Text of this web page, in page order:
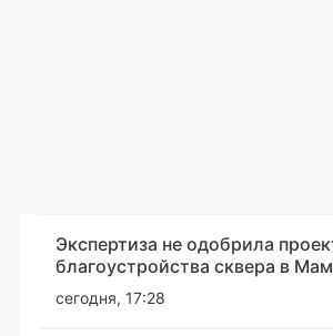
Экспертиза не одобрила
благоустройства сквера в
сегодня, 17:28